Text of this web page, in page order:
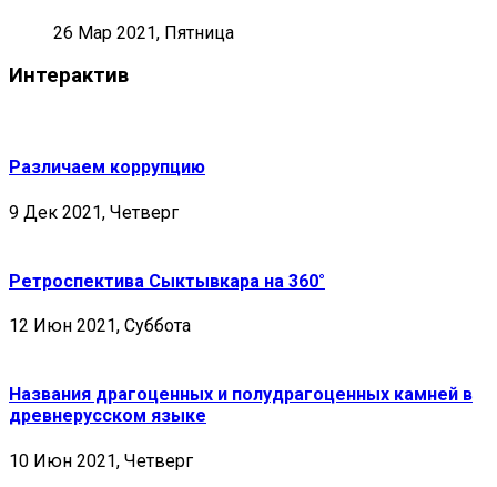
26 Мар 2021, Пятница
Интерактив
Различаем коррупцию
9 Дек 2021, Четверг
Ретроспектива Сыктывкара на 360°
12 Июн 2021, Суббота
Названия драгоценных и полудрагоценных камней в
древнерусском языке
10 Июн 2021, Четверг